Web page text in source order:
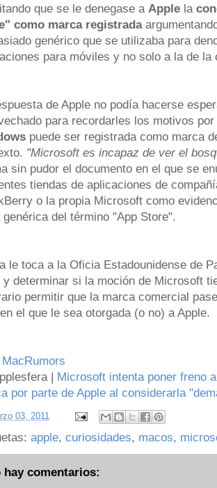
que se le denegase a Apple la
como marca registrada
genérico que se utilizaba para
para móviles y no solo a la de la
de Apple no podía hacerse
para recordarles los motivos
puede ser registrada como marca
"Microsoft es incapaz de ver el
sin pudor el documento en el que se
tiendas de aplicaciones de
o la propia Microsoft como
genérica del término "App Store".
le toca a la Oficia Estadounidense de
y determinar si la moción de Microsoft
permitir que la marca comercial
el que le sea otorgada (o no) a Apple.
MacRumors
| Microsoft intenta poner freno
por parte de Apple al considerarla
03, 2011
apple, curiosidades, macos,
hay comentarios: